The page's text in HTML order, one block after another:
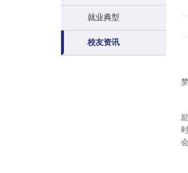
就业典型
校友资讯